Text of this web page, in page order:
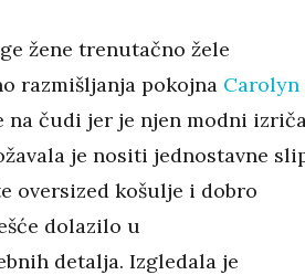
žene trenutačno žele
razmišljanja pokojna Carolyn
na čudi jer je njen modni
je nositi jednostavne
oversized košulje i dobro
dolazilo u
detalja. Izgledala je